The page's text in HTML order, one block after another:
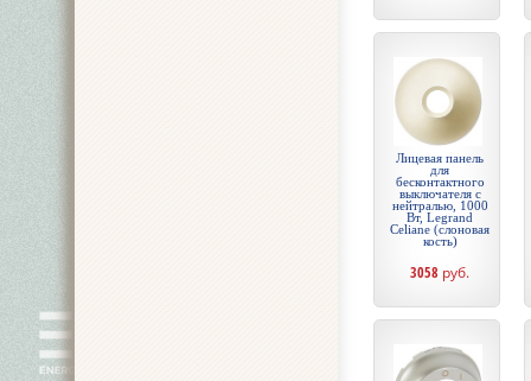
Лицевая панель
для
бесконтактного
выключателя с
нейтралью, 1000
Вт, Legrand
Celiane (слоновая
кость)
3058 руб.